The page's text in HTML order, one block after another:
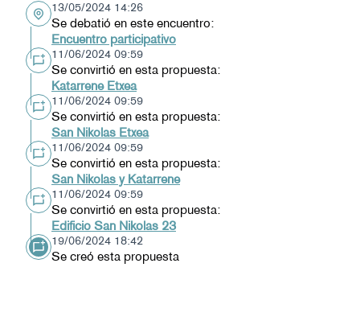
13/05/2024 14:26
Se debatió en este encuentro:
Encuentro participativo
11/06/2024 09:59
Se convirtió en esta propuesta:
Katarrene Etxea
11/06/2024 09:59
Se convirtió en esta propuesta:
San Nikolas Etxea
11/06/2024 09:59
Se convirtió en esta propuesta:
San Nikolas y Katarrene
11/06/2024 09:59
Se convirtió en esta propuesta:
Edificio San Nikolas 23
19/06/2024 18:42
Se creó esta propuesta